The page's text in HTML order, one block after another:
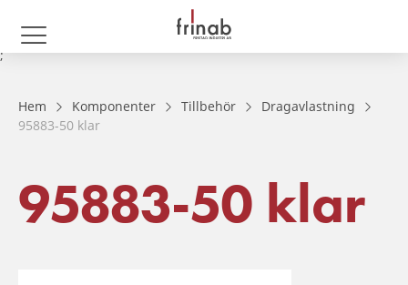
;
Hem Komponenter Tillbehör
Dragavlastning
95883-50 klar
95883-50 klar